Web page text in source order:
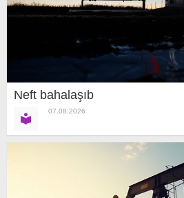
Neft bahalaşıb
07.08.2026